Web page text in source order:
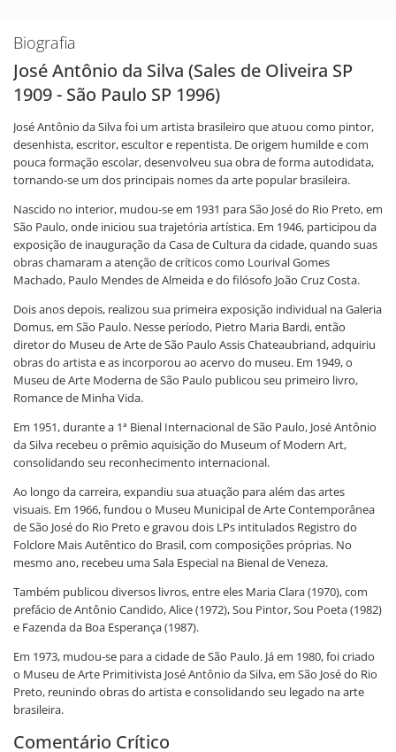
Biografia
José Antônio da Silva (Sales de Oliveira SP
1909 - São Paulo SP 1996)
José Antônio da Silva foi um artista brasileiro que atuou como pintor,
desenhista, escritor, escultor e repentista. De origem humilde e com
pouca formação escolar, desenvolveu sua obra de forma autodidata,
tornando-se um dos principais nomes da arte popular brasileira.
Nascido no interior, mudou-se em 1931 para São José do Rio Preto, em
São Paulo, onde iniciou sua trajetória artística. Em 1946, participou da
exposição de inauguração da Casa de Cultura da cidade, quando suas
obras chamaram a atenção de críticos como Lourival Gomes
Machado, Paulo Mendes de Almeida e do filósofo João Cruz Costa.
Dois anos depois, realizou sua primeira exposição individual na Galeria
Domus, em São Paulo. Nesse período, Pietro Maria Bardi, então
diretor do Museu de Arte de São Paulo Assis Chateaubriand, adquiriu
obras do artista e as incorporou ao acervo do museu. Em 1949, o
Museu de Arte Moderna de São Paulo publicou seu primeiro livro,
Romance de Minha Vida.
Em 1951, durante a 1ª Bienal Internacional de São Paulo, José Antônio
da Silva recebeu o prêmio aquisição do Museum of Modern Art,
consolidando seu reconhecimento internacional.
Ao longo da carreira, expandiu sua atuação para além das artes
visuais. Em 1966, fundou o Museu Municipal de Arte Contemporânea
de São José do Rio Preto e gravou dois LPs intitulados Registro do
Folclore Mais Autêntico do Brasil, com composições próprias. No
mesmo ano, recebeu uma Sala Especial na Bienal de Veneza.
Também publicou diversos livros, entre eles Maria Clara (1970), com
prefácio de Antônio Candido, Alice (1972), Sou Pintor, Sou Poeta (1982)
e Fazenda da Boa Esperança (1987).
Em 1973, mudou-se para a cidade de São Paulo. Já em 1980, foi criado
o Museu de Arte Primitivista José Antônio da Silva, em São José do Rio
Preto, reunindo obras do artista e consolidando seu legado na arte
brasileira.
Comentário Crítico